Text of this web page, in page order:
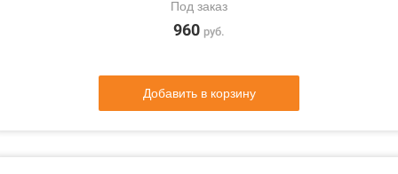
Под заказ
960 руб.
Добавить в корзину